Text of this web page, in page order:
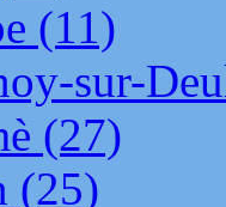
(11)
sur-
(27)
(25)